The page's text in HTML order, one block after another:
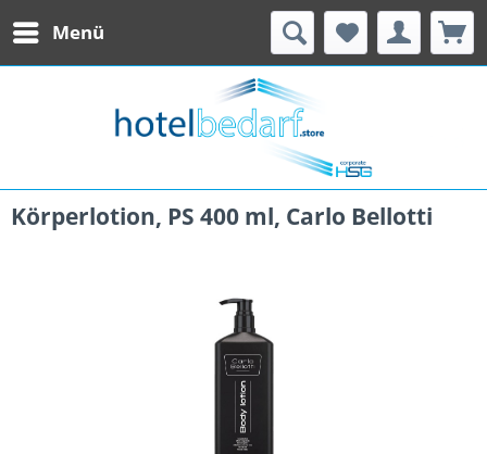
Menü
Körperlotion, PS 400 ml, Carlo Bellotti